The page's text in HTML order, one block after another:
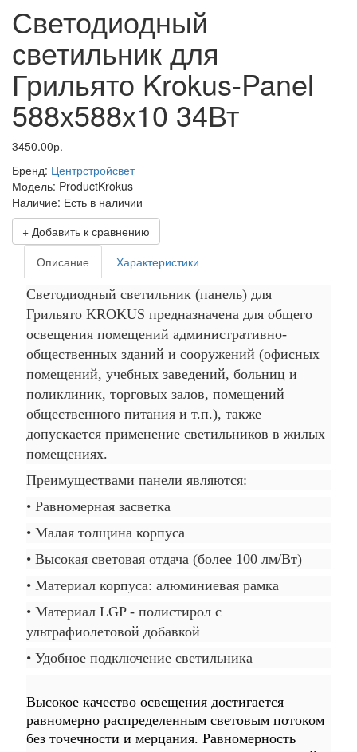
Светодиодный
светильник для
Грильято Krokus-Panel
588х588х10 34Вт
3450.00р.
Бренд: Центрстройсвет
Модель: ProductKrokus
Наличие: Есть в наличии
+ Добавить к сравнению
Описание
Характеристики
Светодиодный светильник (панель) для
Грильято KROKUS предназначена для общего
освещения помещений административно-
общественных зданий и сооружений (офисных
помещений, учебных заведений, больниц и
поликлиник, торговых залов, помещений
общественного питания и т.п.), также
допускается применение светильников в жилых
помещениях.
Преимуществами панели являются:
• Равномерная засветка
• Малая толщина корпуса
• Высокая световая отдача (более 100 лм/Вт)
• Материал корпуса: алюминиевая рамка
• Материал LGP - полистирол с
ультрафиолетовой добавкой
• Удобное подключение светильника
Высокое качество освещения достигается
равномерно распределенным световым потоком
без точечности и мерцания. Равномерность